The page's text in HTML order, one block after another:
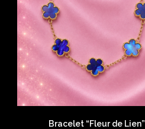
Bracelet “Fleur de Lien”